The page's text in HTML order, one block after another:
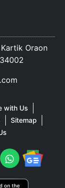
Oraon
with Us
Sitemap